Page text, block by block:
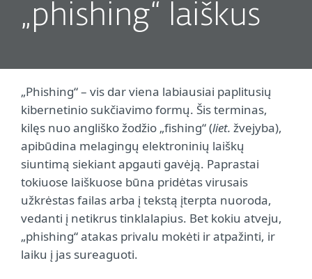
„phishing“ laiškus
„Phishing“ – vis dar viena labiausiai paplitusių
kibernetinio sukčiavimo formų. Šis terminas,
kilęs nuo angliško žodžio „fishing“ (liet. žvejyba),
apibūdina melagingų elektroninių laiškų
siuntimą siekiant apgauti gavėją. Paprastai
tokiuose laiškuose būna pridėtas virusais
užkrėstas failas arba į tekstą įterpta nuoroda,
vedanti į netikrus tinklalapius. Bet kokiu atveju,
„phishing“ atakas privalu mokėti ir atpažinti, ir
laiku į jas sureaguoti.